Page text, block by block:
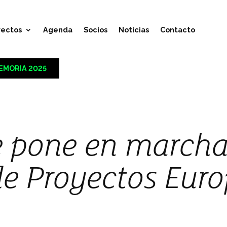
Agenda Socios Noticias Contacto
2025
pone en
Proyectos